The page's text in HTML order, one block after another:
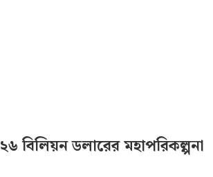
২৬ বিলিয়ন ডলারের মহাপরিকল্পনা